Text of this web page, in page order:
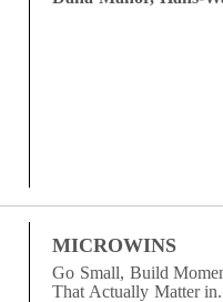
MICROWINS
Go Small, Build
That Actually Matter